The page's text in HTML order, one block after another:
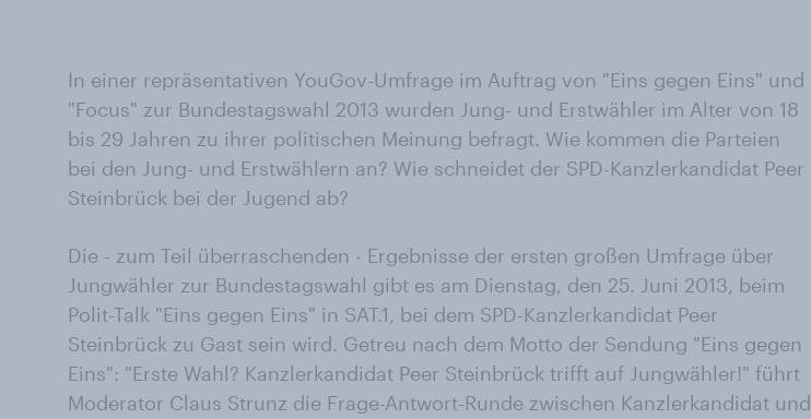
In einer repräsentativen YouGov-Umfrage im Auftrag von "Eins gegen Eins" und
"Focus" zur Bundestagswahl 2013 wurden Jung- und Erstwähler im Alter von 18
bis 29 Jahren zu ihrer politischen Meinung befragt. Wie kommen die Parteien
bei den Jung- und Erstwählern an? Wie schneidet der SPD-Kanzlerkandidat Peer
Steinbrück bei der Jugend ab?
Die - zum Teil überraschenden - Ergebnisse der ersten großen Umfrage über
Jungwähler zur Bundestagswahl gibt es am Dienstag, den 25. Juni 2013, beim
Polit-Talk "Eins gegen Eins" in SAT.1, bei dem SPD-Kanzlerkandidat Peer
Steinbrück zu Gast sein wird. Getreu nach dem Motto der Sendung "Eins gegen
Eins": "Erste Wahl? Kanzlerkandidat Peer Steinbrück trifft auf Jungwähler!" führt
Moderator Claus Strunz die Frage-Antwort-Runde zwischen Kanzlerkandidat und